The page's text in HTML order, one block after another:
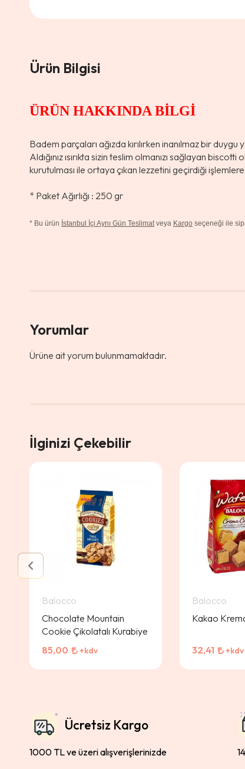
Ürün Bilgisi
ÜRÜN HAKKINDA BİLGİ
Badem parçaları ağızda kırılırken inanılmaz bir
Aldığınız ısırıkta sizin teslim olmanızı sağlayan
kurutulması ile ortaya çıkan lezzetini geçirdiği
* Paket Ağırlığı : 250 gr
* Bu ürün İstanbul İçi Aynı Gün Teslimatveya Kargo seçeneği ile
Yorumlar
Ürüne ait yorum bulunmamaktadır.
İlginizi Çekebilir
Balocco
Chocolate Mountain
Cookie Çikolatalı Kurabiye
85,00
+kdv
Balocco
Kakao
32,41 +kdv
Ücretsiz Kargo
1000 TL ve üzeri alışverişlerinizde